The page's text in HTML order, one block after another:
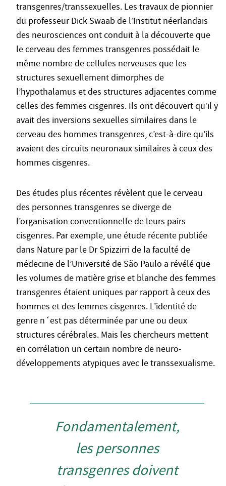
transgenres/transsexuelles. Les travaux de pionnier
du professeur Dick Swaab de l’Institut néerlandais
des neurosciences ont conduit à la découverte que
le cerveau des femmes transgenres possédait le
même nombre de cellules nerveuses que les
structures sexuellement dimorphes de
l’hypothalamus et des structures adjacentes comme
celles des femmes cisgenres. Ils ont découvert qu’il y
avait des inversions sexuelles similaires dans le
cerveau des hommes transgenres, c’est-à-dire qu’ils
avaient des circuits neuronaux similaires à ceux des
hommes cisgenres.
Des études plus récentes révèlent que le cerveau
des personnes transgenres se diverge de
l’organisation conventionnelle de leurs pairs
cisgenres. Par exemple, une étude récente publiée
dans Nature par le Dr Spizzirri de la faculté de
médecine de l’Université de São Paulo a révélé que
les volumes de matière grise et blanche des femmes
transgenres étaient uniques par rapport à ceux des
hommes et des femmes cisgenres. L’identité de
genre n´est pas déterminée par une ou deux
structures cérébrales. Mais les chercheurs mettent
en corrélation un certain nombre de neuro-
développements atypiques avec le transsexualisme.
Fondamentalement,
les personnes
transgenres doivent